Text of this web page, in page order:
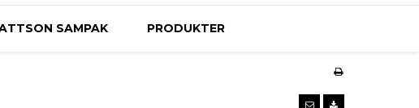
SAMPAK PRODUKTER